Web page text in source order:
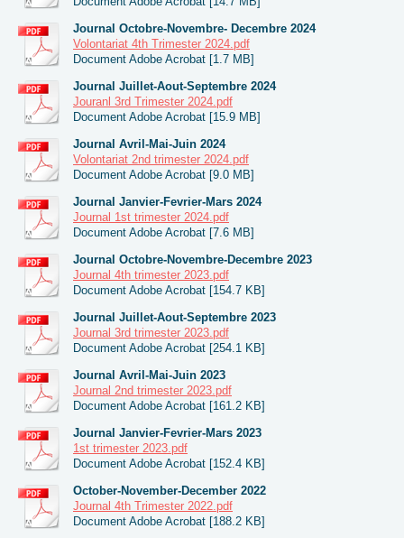
Journal Octobre-Novembre- Decembre 2024
Volontariat 4th Trimester 2024.pdf
Document Adobe Acrobat [1.7 MB]
Journal Juillet-Aout-Septembre 2024
Jouranl 3rd Trimester 2024.pdf
Document Adobe Acrobat [15.9 MB]
Journal Avril-Mai-Juin 2024
Volontariat 2nd trimester 2024.pdf
Document Adobe Acrobat [9.0 MB]
Journal Janvier-Fevrier-Mars 2024
Journal 1st trimester 2024.pdf
Document Adobe Acrobat [7.6 MB]
Journal Octobre-Novembre-Decembre 2023
Journal 4th trimester 2023.pdf
Document Adobe Acrobat [154.7 KB]
Journal Juillet-Aout-Septembre 2023
Journal 3rd trimester 2023.pdf
Document Adobe Acrobat [254.1 KB]
Journal Avril-Mai-Juin 2023
Journal 2nd trimester 2023.pdf
Document Adobe Acrobat [161.2 KB]
Journal Janvier-Fevrier-Mars 2023
1st trimester 2023.pdf
Document Adobe Acrobat [152.4 KB]
October-November-December 2022
Journal 4th Trimester 2022.pdf
Document Adobe Acrobat [188.2 KB]